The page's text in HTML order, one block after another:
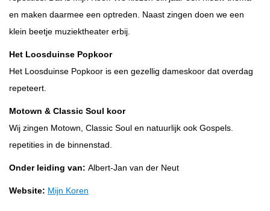
en maken daarmee een optreden. Naast zingen doen we een
klein beetje muziektheater erbij.
Het Loosduinse Popkoor
Het Loosduinse Popkoor is een gezellig dameskoor dat overdag
repeteert.
Motown & Classic Soul koor
Wij zingen Motown, Classic Soul en natuurlijk ook Gospels.
repetities in de binnenstad.
Onder leiding van: Albert-Jan van der Neut
Website: Mijn Koren